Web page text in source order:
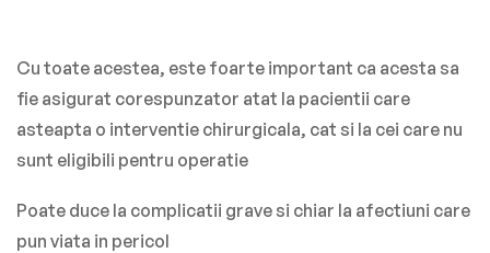
Cu toate acestea, este foarte important ca acesta sa
fie asigurat corespunzator atat la pacientii care
asteapta o interventie chirurgicala, cat si la cei care nu
sunt eligibili pentru operatie
Poate duce la complicatii grave si chiar la afectiuni care
pun viata in pericol